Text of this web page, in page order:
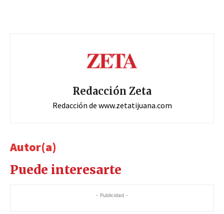
Redacción Zeta
Redacción de www.zetatijuana.com
Autor(a)
Puede interesarte
- Publicidad -